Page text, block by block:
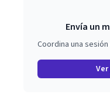
nuevas estrategias de
mayor claridad,
fundamental para la
construir una vida
Envía un
Coordina una